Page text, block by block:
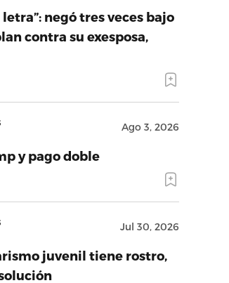
letra”: negó tres veces bajo
contra su exesposa,
Ago 3, 2026
y pago doble
Jul 30, 2026
juvenil tiene rostro,